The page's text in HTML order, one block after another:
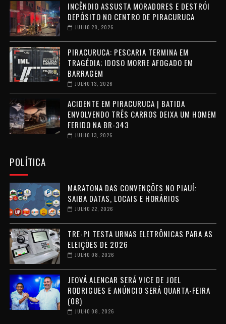
INCÊNDIO ASSUSTA MORADORES E DESTRÓI
DEPÓSITO NO CENTRO DE PIRACURUCA
JULHO 28, 2026
PIRACURUCA: PESCARIA TERMINA EM
TRAGÉDIA; IDOSO MORRE AFOGADO EM
BARRAGEM
JULHO 13, 2026
ACIDENTE EM PIRACURUCA | BATIDA
ENVOLVENDO TRÊS CARROS DEIXA UM HOMEM
FERIDO NA BR-343
JULHO 13, 2026
POLÍTICA
MARATONA DAS CONVENÇÕES NO PIAUÍ:
SAIBA DATAS, LOCAIS E HORÁRIOS
JULHO 22, 2026
TRE-PI TESTA URNAS ELETRÔNICAS PARA AS
ELEIÇÕES DE 2026
JULHO 08, 2026
JEOVÁ ALENCAR SERÁ VICE DE JOEL
RODRIGUES E ANÚNCIO SERÁ QUARTA-FEIRA
(08)
JULHO 08, 2026